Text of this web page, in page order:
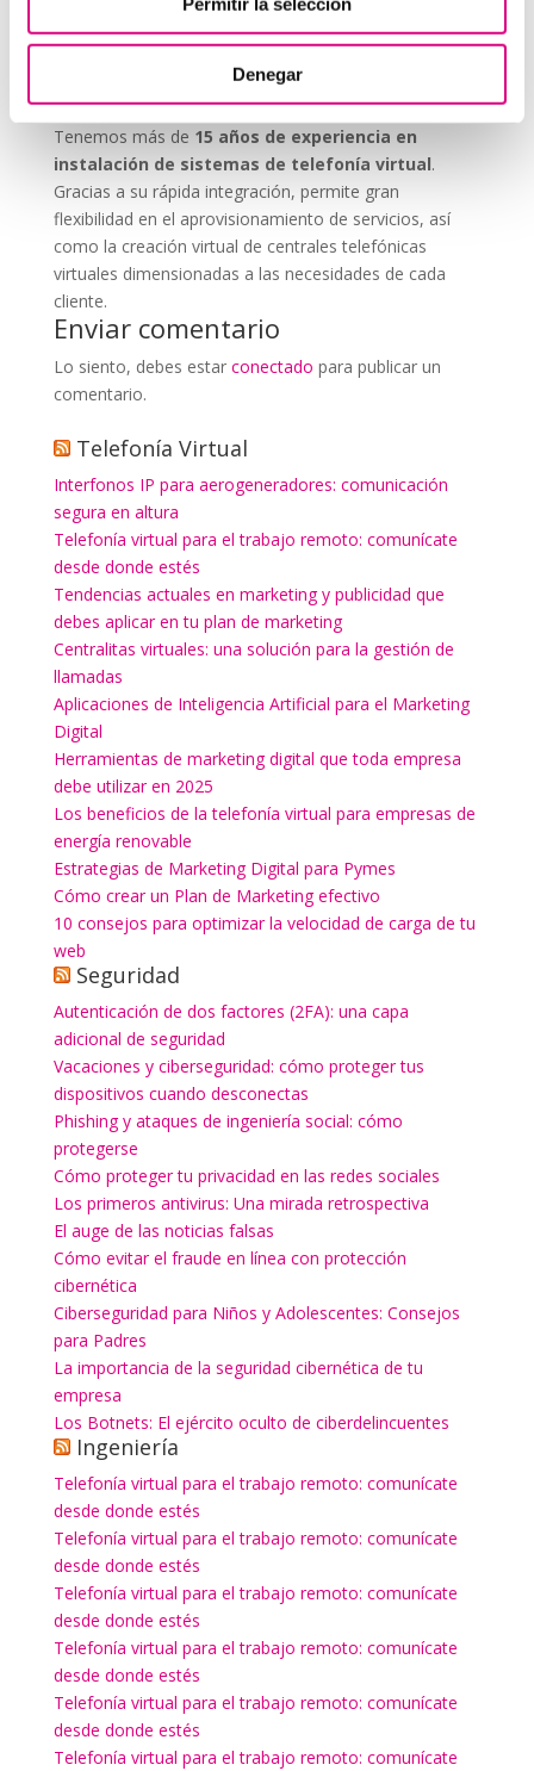
Denegar
que nos permitas estudiar tu caso particular.
Aunque si lo prefieres, puedes enviarnos un correo
virtual@networkes.com
900 800 806.
Tenemos más de 15 años de experiencia en
instalación de sistemas de telefonía virtual.
Gracias a su rápida integración, permite gran
flexibilidad en el aprovisionamiento de servicios, así
como la creación virtual de centrales telefónicas
virtuales dimensionadas a las necesidades de cada
cliente.
Enviar comentario
Lo siento, debes estar conectado para publicar un
comentario.
Telefonía Virtual
Interfonos IP para aerogeneradores: comunicación
segura en altura
Telefonía virtual para el trabajo remoto: comunícate
desde donde estés
Tendencias actuales en marketing y publicidad que
debes aplicar en tu plan de marketing
Centralitas virtuales: una solución para la gestión de
llamadas
Aplicaciones de Inteligencia Artificial para el Marketing
Digital
Herramientas de marketing digital que toda empresa
debe utilizar en 2025
Los beneficios de la telefonía virtual para empresas de
energía renovable
Estrategias de Marketing Digital para Pymes
Cómo crear un Plan de Marketing efectivo
10 consejos para optimizar la velocidad de carga de tu
web
Seguridad
Autenticación de dos factores (2FA): una capa
adicional de seguridad
Vacaciones y ciberseguridad: cómo proteger tus
dispositivos cuando desconectas
Phishing y ataques de ingeniería social: cómo
protegerse
Cómo proteger tu privacidad en las redes sociales
Los primeros antivirus: Una mirada retrospectiva
El auge de las noticias falsas
Cómo evitar el fraude en línea con protección
cibernética
Ciberseguridad para Niños y Adolescentes: Consejos
para Padres
La importancia de la seguridad cibernética de tu
empresa
Los Botnets: El ejército oculto de ciberdelincuentes
Ingeniería
Telefonía virtual para el trabajo remoto: comunícate
desde donde estés
Telefonía virtual para el trabajo remoto: comunícate
desde donde estés
Telefonía virtual para el trabajo remoto: comunícate
desde donde estés
Telefonía virtual para el trabajo remoto: comunícate
desde donde estés
Telefonía virtual para el trabajo remoto: comunícate
desde donde estés
Telefonía virtual para el trabajo remoto: comunícate